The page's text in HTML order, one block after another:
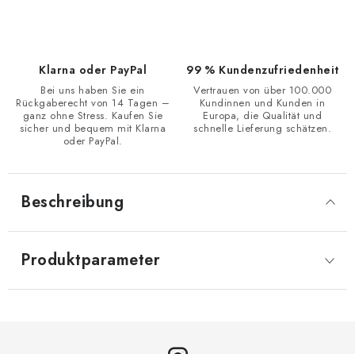
Klarna oder PayPal
Bei uns haben Sie ein
Rückgaberecht von 14 Tagen –
ganz ohne Stress. Kaufen Sie
sicher und bequem mit Klarna
oder PayPal.
99 % Kundenzufriedenheit
Vertrauen von über 100.000
Kundinnen und Kunden in
Europa, die Qualität und
schnelle Lieferung schätzen.
Beschreibung
Produktparameter